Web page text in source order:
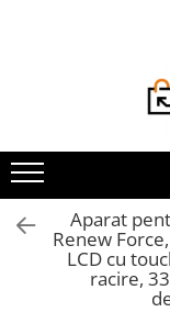
Accesorii aparate
Accesorii console
Accesorii si Piese
Aspiratoare
Dyson
iRobot Roomba
Aparat
Renew
LCD cu
racire,